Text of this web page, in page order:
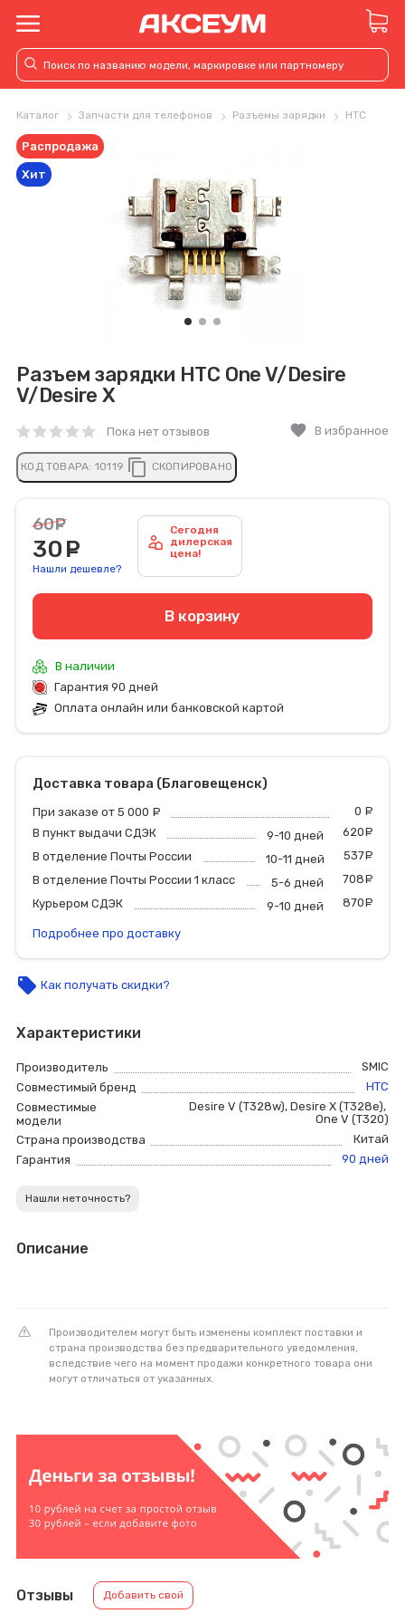
Каталог Запчасти для телефонов Разъемы зарядки HTC
Разъем зарядки HTC One V/Desire
V/Desire X
Пока нет отзывов favorite В избранное
КОД ТОВАРА: 10119 content_copy СКОПИРОВАНО
Распродажа
Хит
60 руб.
30 руб.
Нашли дешевле?
Сегодня
дилерская
цена!
В корзину
В наличии
Гарантия 90 дней
Оплата онлайн или банковской картой
Доставка товара (Благовещенск)
При заказе от 5 000 0
В пункт выдачи СДЭК
9-10 дней 620
В отделение Почты России
10-11 дней 537
В отделение Почты России 1 класс
5-6 дней 708
Курьером СДЭК
9-10 дней 870
Подробнее про доставку
local_offer Как получать скидки?
Характеристики
Производитель
SMIC
Совместимый бренд
HTC
Совместимые
модели
Desire V (T328w), Desire X (T328e),
One V (T320)
Страна производства
Китай
Гарантия
90 дней
Нашли неточность?
Описание
Производителем могут быть изменены комплект поставки и
страна производства без предварительного уведомления,
вследствие чего на момент продажи конкретного товара они
могут отличаться от указанных.
Отзывы Добавить свой